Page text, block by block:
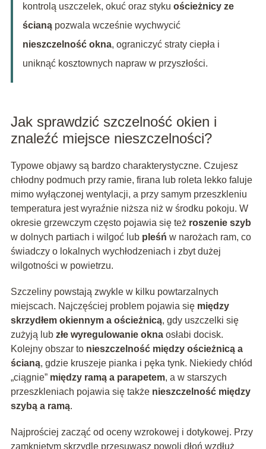
kontrolą uszczelek, okuć oraz styku ościeżnicy ze
ścianąpozwala wcześnie wychwycić
nieszczelność okna, ograniczyć straty ciepła i
uniknąć kosztownych napraw w przyszłości.
Jak sprawdzić szczelność okien i
znaleźć miejsce nieszczelności?
Typowe objawy są bardzo charakterystyczne. Czujesz
chłodny podmuch przy ramie, firana lub roleta lekko faluje
mimo wyłączonej wentylacji, a przy samym przeszkleniu
temperatura jest wyraźnie niższa niż w środku pokoju. W
okresie grzewczym często pojawia się też roszenie szyb
w dolnych partiach i wilgoć lub pleśń w narożach ram, co
świadczy o lokalnych wychłodzeniach i zbyt dużej
wilgotności w powietrzu.
Szczeliny powstają zwykle w kilku powtarzalnych
miejscach. Najczęściej problem pojawia się między
skrzydłem okiennym a ościeżnicą, gdy uszczelki się
zużyją lub złe wyregulowanie oknaosłabi docisk.
Kolejny obszar to nieszczelność między ościeżnicą a
ścianą, gdzie kruszeje pianka i pęka tynk. Niekiedy chłód
„ciągnie” między ramą a parapetem, a w starszych
przeszkleniach pojawia się także nieszczelność między
szybą a ramą.
Najprościej zacząć od oceny wzrokowej i dotykowej. Przy
zamkniętym skrzydle przesuwasz powoli dłoń wzdłuż